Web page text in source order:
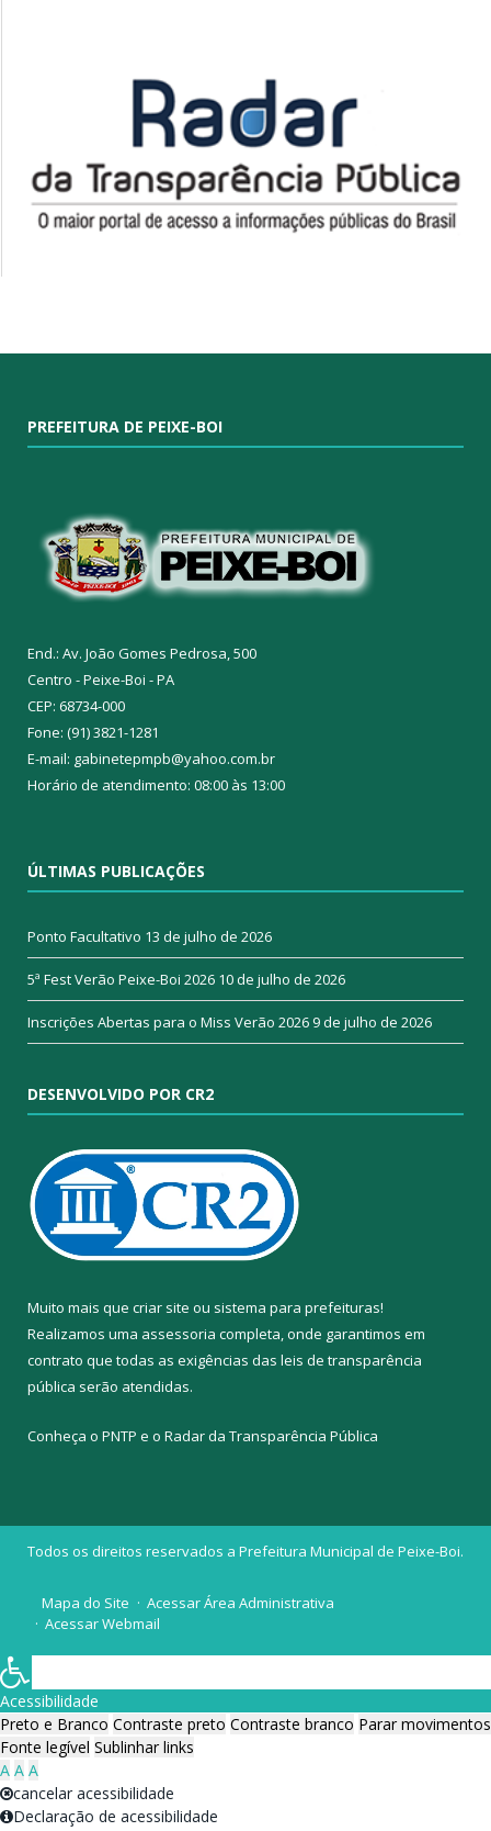
PREFEITURA DE PEIXE-BOI
End.: Av. João Gomes Pedrosa, 500
Centro - Peixe-Boi - PA
CEP: 68734-000
Fone: (91) 3821-1281
E-mail: gabinetepmpb@yahoo.com.br
Horário de atendimento: 08:00 às 13:00
ÚLTIMAS PUBLICAÇÕES
Ponto Facultativo 13 de julho de 2026
5ª Fest Verão Peixe-Boi 2026 10 de julho de 2026
Inscrições Abertas para o Miss Verão 20269 de julho de 2026
DESENVOLVIDO POR CR2
Muito mais que criar site ou sistema para prefeituras!
Realizamos uma assessoria completa, onde garantimos em
contrato que todas as exigências das leis de transparência
pública serão atendidas.
Conheça o PNTP e o Radar da Transparência Pública
Todos os direitos reservados a Prefeitura Municipal de Peixe-Boi.
Mapa do Site
Acessar Área Administrativa
Acessar Webmail
Acessibilidade
Preto e Branco Contraste preto Contraste branco Parar movimentos
Fonte legível Sublinhar links
A A A
cancelar acessibilidade
Declaração de acessibilidade